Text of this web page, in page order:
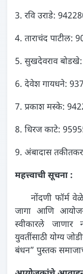
3. रवि उराडे:
4. ताराचंद पाटील:
5. सुखदेवराव
6. देवेश गायधने:
7. प्रकाश मस्के:
8. धिरज काटे:
9. अंबादास
महत्त्वाची सूचना :
नोंदणी फॉर्म
जागा आणि
स्वीकारले जाणार
युवतींसाठी योग्य
बंधन” पुस्तक